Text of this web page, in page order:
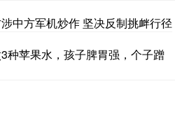
中方军机炒作 坚决反制挑衅行径
种苹果水，孩子脾胃强，个子蹭